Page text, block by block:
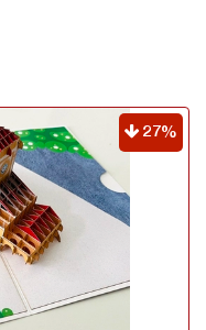
27%